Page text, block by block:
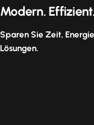
Modern.
Sparen Sie Zeit,
Lösungen.